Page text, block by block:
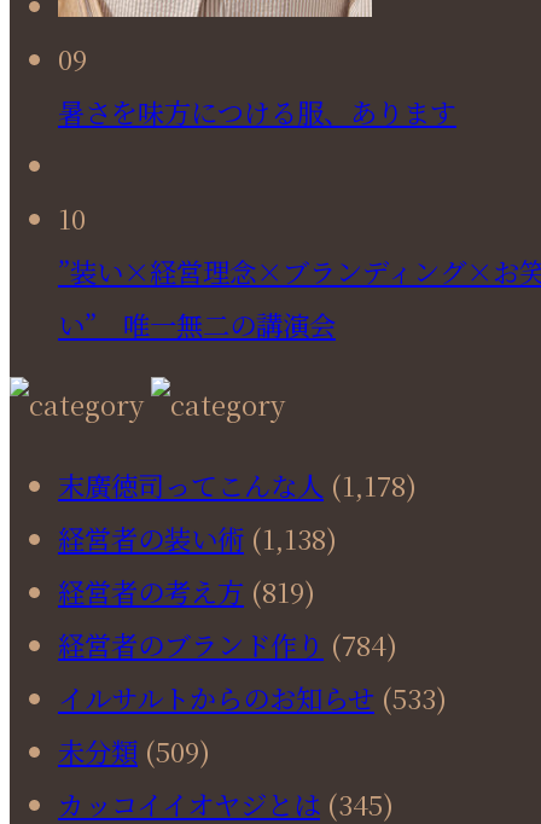
09
暑さを味方につける服、あります
10
”装い×経営理念×ブランディング×お
い” 唯一無二の講演会
末廣徳司ってこんな人 (1,178)
経営者の装い術 (1,138)
経営者の考え方 (819)
経営者のブランド作り (784)
イルサルトからのお知らせ (533)
未分類 (509)
カッコイイオヤジとは (345)